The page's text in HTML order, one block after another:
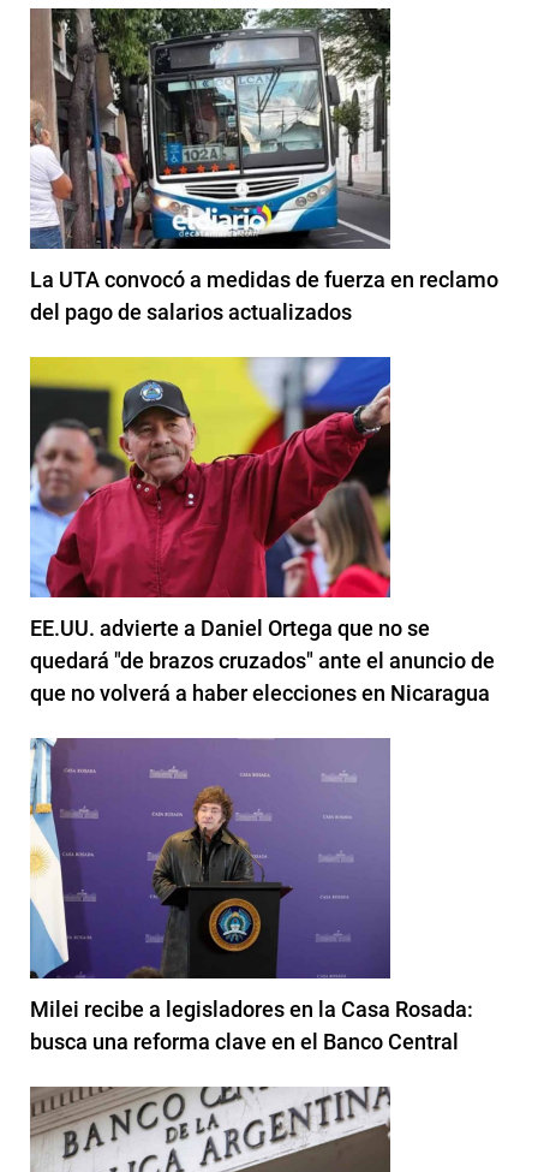
La UTA convocó a medidas de fuerza en reclamo
del pago de salarios actualizados
EE.UU. advierte a Daniel Ortega que no se
quedará "de brazos cruzados" ante el anuncio de
que no volverá a haber elecciones en Nicaragua
Milei recibe a legisladores en la Casa Rosada:
busca una reforma clave en el Banco Central